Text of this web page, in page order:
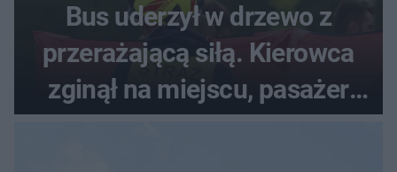
Bus uderzył w drzewo z
przerażającą siłą. Kierowca
zginął na miejscu, pasażer